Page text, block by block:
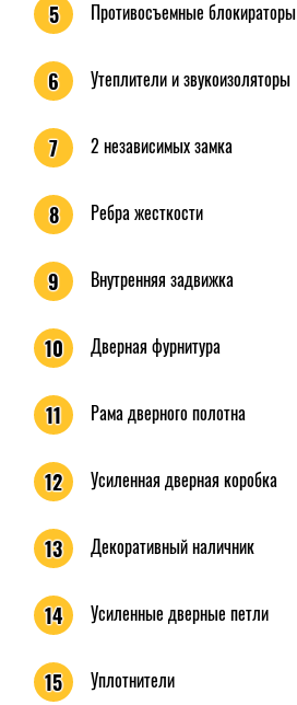
5 Противосъемные блокираторы
6 Утеплители и звукоизоляторы
7 2 независимых замка
8 Ребра жесткости
9 Внутренняя задвижка
10 Дверная фурнитура
11 Рама дверного полотна
12 Усиленная дверная коробка
13 Декоративный наличник
14 Усиленные дверные петли
15 Уплотнители